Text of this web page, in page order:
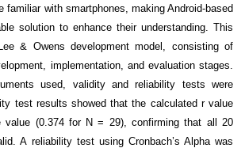
familiar with smartphones, making Android-based
solution to enhance their understanding. This
& Owens development model, consisting of
implementation, and evaluation stages.
used, validity and reliability tests were
test results showed that the calculated r value
value (0.374 for N = 29), confirming that all 20
A reliability test using Cronbach’s Alpha was